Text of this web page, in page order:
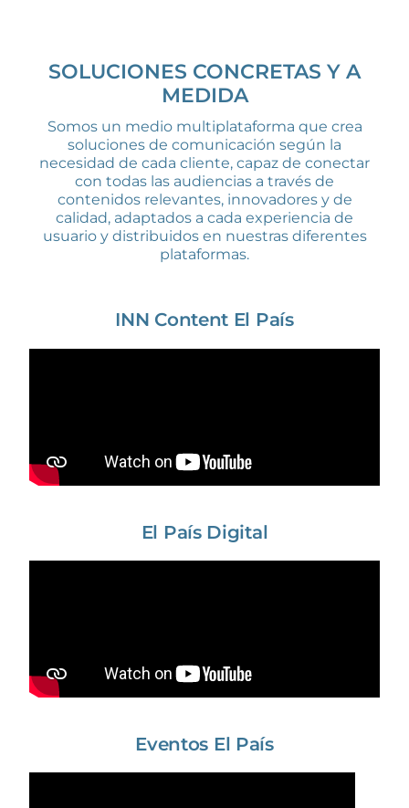
SOLUCIONES CONCRETAS Y A
MEDIDA
Somos un medio multiplataforma que crea
soluciones de comunicación según la
necesidad de cada cliente, capaz de conectar
con todas las audiencias a través de
contenidos relevantes, innovadores y de
calidad, adaptados a cada experiencia de
usuario y distribuidos en nuestras diferentes
plataformas.
INN Content El País
El País Digital
Eventos El País​